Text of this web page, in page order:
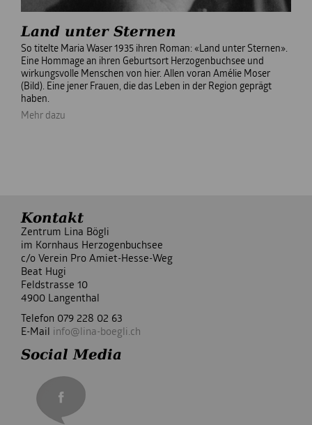
Land unter Sternen
So titelte Maria Waser 1935 ihren Roman: «Land unter Sternen».
Eine Hommage an ihren Geburtsort Herzogenbuchsee und
wirkungsvolle Menschen von hier. Allen voran Amélie Moser
(Bild). Eine jener Frauen, die das Leben in der Region geprägt
haben.
Mehr dazu
Kontakt
Zentrum Lina Bögli
im Kornhaus Herzogenbuchsee
c/o Verein Pro Amiet-Hesse-Weg
Beat Hugi
Feldstrasse 10
4900 Langenthal
Telefon 079 228 02 63
E-Mail info@lina-boegli.ch
Social Media